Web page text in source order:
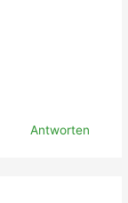
Antworten